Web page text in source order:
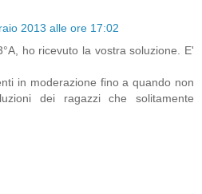
2013 alle ore 17:02
ho ricevuto la vostra soluzione. E'
in moderazione fino a quando non
dei ragazzi che solitamente